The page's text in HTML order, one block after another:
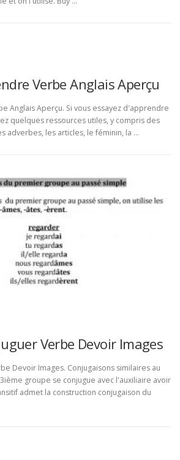
Verbe Anglais Aperçu
Anglais Aperçu. Si vous essayez d'apprendre
quelques ressources utiles, y compris des
adverbes, les articles, le féminin, la …
Verbe Devoir Images
Devoir Images. Conjugaisons similaires au
groupe se conjugue avec l'auxiliaire avoir
admet la construction conjugaison du